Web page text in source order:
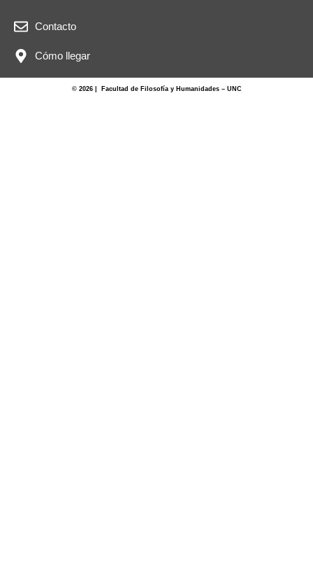
Contacto
Cómo llegar
© 2026 | Facultad de Filosofía y Humanidades – UNC